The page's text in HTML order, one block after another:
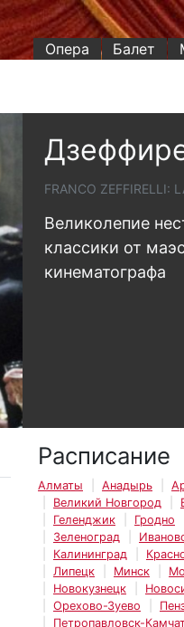
Опера Балет
FRANCO ZEFFIRELLI:
Великолепие
классики от
кинематографа
Расписание
Алматы Анадырь
Великий Новгород
Геленджик
Гродно
Зеленоград
Калининград
Липецк
Минск
Новокузнецк
Орехово-Зуево
Петропавловск-